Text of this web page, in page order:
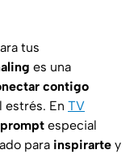
tus
es una
contigo
estrés. En TV
prompt especial
para inspirarte y